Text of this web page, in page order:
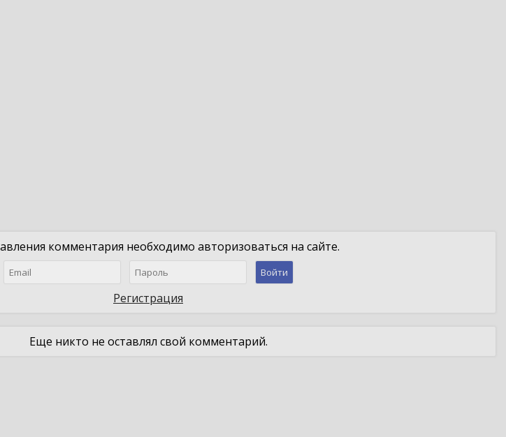
комментария необходимо авторизоваться на сайте.
Войти
Регистрация
Еще никто не оставлял свой комментарий.